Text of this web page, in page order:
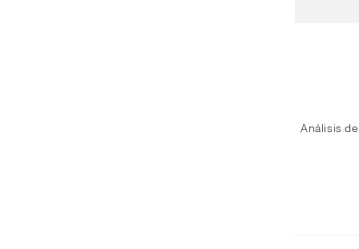
Análisis